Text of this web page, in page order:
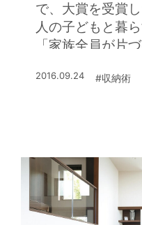
で、大賞を受賞
人の子どもと暮
「家族全員が片
伺った。
2016.09.24 #収納術